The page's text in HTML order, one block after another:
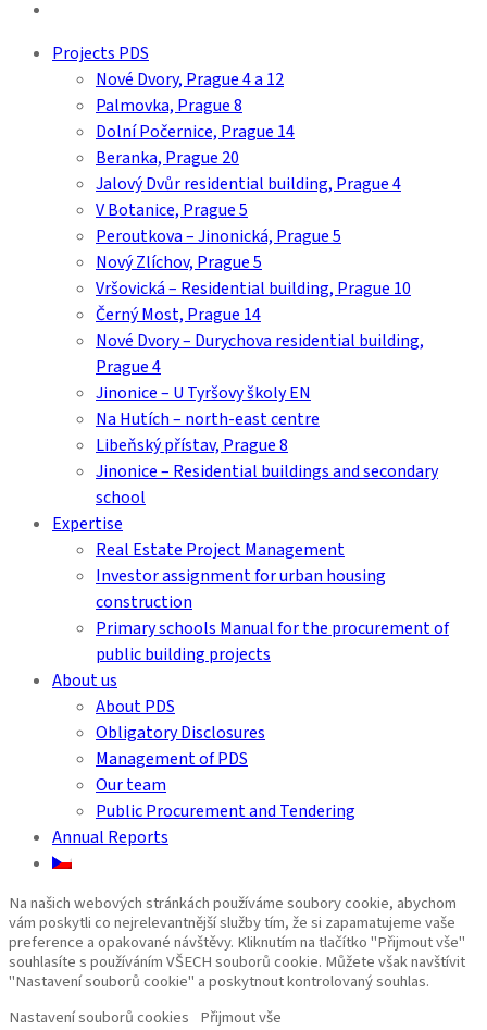
Close Projects PDS
Nové Dvory, Prague 4 a 12
Palmovka, Prague 8
Dolní Počernice, Prague 14
Beranka, Prague 20
Jalový Dvůr residential building, Prague 4
V Botanice, Prague 5
Peroutkova – Jinonická, Prague 5
Nový Zlíchov, Prague 5
Vršovická – Residential building, Prague 10
Černý Most, Prague 14
Nové Dvory – Durychova residential building,
Prague 4
Jinonice – U Tyršovy školy EN
Na Hutích – north-east centre
Libeňský přístav, Prague 8
Jinonice – Residential buildings and secondary
school
Expertise
Real Estate Project Management
Investor assignment for urban housing
construction
Primary schools Manual for the procurement of
public building projects
About us
About PDS
Obligatory Disclosures
Management of PDS
Our team
Public Procurement and Tendering
Annual Reports
Na našich webových stránkách používáme soubory cookie, abychom
vám poskytli co nejrelevantnější služby tím, že si zapamatujeme vaše
preference a opakované návštěvy. Kliknutím na tlačítko "Přijmout vše"
souhlasíte s používáním VŠECH souborů cookie. Můžete však navštívit
"Nastavení souborů cookie" a poskytnout kontrolovaný souhlas.
Nastavení souborů cookies Přijmout vše